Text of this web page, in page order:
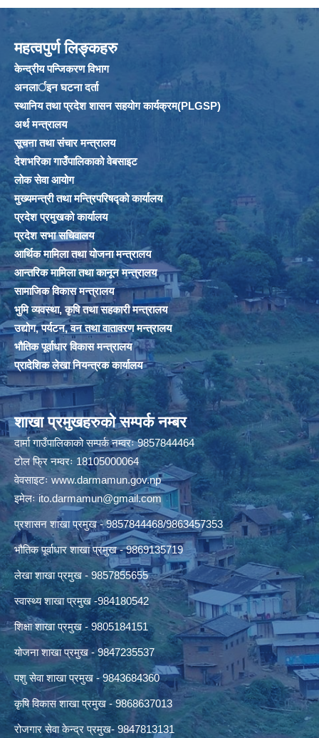
महत्वपुर्ण लिङ्कहरु
केन्द्रीय पन्जिकरण विभाग
अनलार्इन घटना दर्ता
स्थानिय तथा प्रदेश शासन सहयोग कार्यक्रम(PLGSP)
अर्थ मन्त्रालय
सूचना तथा संचार मन्त्रालय
देशभरिका गाउँपालिकाको वेबसाइट
लोक सेवा आयोग
मुख्यमन्त्री तथा मन्त्रिपरिषद्को कार्यालय
प्रदेश प्रमुखको कार्यालय
प्रदेश सभा सचिवालय
आर्थिक मामिला तथा योजना मन्त्रालय
आन्तरिक मामिला तथा कानून मन्त्रालय
सामाजिक विकास मन्त्रालय
भुमि व्यवस्था, कृषि तथा सहकारी मन्त्रालय
उद्योग, पर्यटन, वन तथा वातावरण मन्त्रालय
भौतिक पूर्वाधार विकास मन्त्रालय
प्रादेशिक लेखा नियन्त्रक कार्यालय
शाखा प्रमुखहरुको सम्पर्क नम्बर
दार्मा गाउँपालिकाको सम्पर्क नम्वरः 9857844464
टोल फ्रि नम्वरः 18105000064
वेवसाइटःwww.darmamun.gov.np
इमेलःito.darmamun@gmail.com
प्रशासन शाखा प्रमुख - 9857844468/9863457353
भौतिक पूर्वाधार शाखा प्रमुख - 9869135719
लेखा शाखा प्रमुख - 9857855655
स्वास्थ्य शाखा प्रमुख -984180542
शिक्षा शाखा प्रमुख - 9805184151
योजना शाखा प्रमुख - 9847235537
पशु सेवा शाखा प्रमुख - 9843684360
कृषि विकास शाखा प्रमुख - 9868637013
रोजगार सेवा केन्द्र प्रमुख- 9847813131